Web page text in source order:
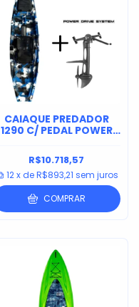
CAIAQUE PREDADOR
1290 C/ PEDAL POWER
R$10.718,57
12x deR$893,21 sem juros
COMPRAR